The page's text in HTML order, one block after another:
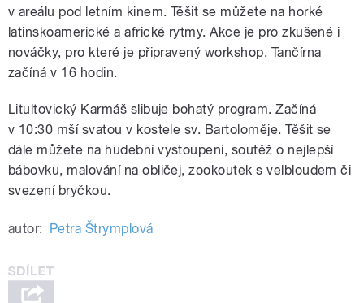
v areálu pod letním kinem. Těšit se můžete na horké
latinskoamerické a africké rytmy. Akce je pro zkušené i
nováčky, pro které je připravený workshop. Tančírna
začíná v 16 hodin.
Litultovický Karmáš slibuje bohatý program. Začíná
v 10:30 mší svatou v kostele sv. Bartoloměje. Těšit se
dále můžete na hudební vystoupení, soutěž o nejlepší
bábovku, malování na obličej, zookoutek s velbloudem či
svezení bryčkou.
autor: Petra Štrymplová